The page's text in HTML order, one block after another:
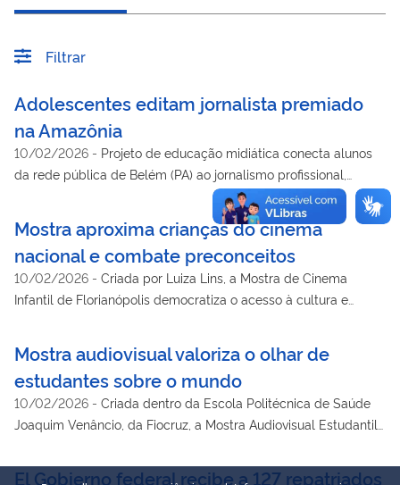
Filtrar
Adolescentes editam jornalista premiado
na Amazônia
10/02/2026 - Projeto de educação midiática conecta alunos
da rede pública de Belém (PA) ao jornalismo profissional,
promovendo revisão crítica de textos do portal Amazônia Vox.
Mostra aproxima crianças do cinema
nacional e combate preconceitos
10/02/2026 - Criada por Luiza Lins, a Mostra de Cinema
Infantil de Florianópolis democratiza o acesso à cultura e
Mostra audiovisual valoriza o olhar de
estudantes sobre o mundo
10/02/2026 - Criada dentro da Escola Politécnica de Saúde
Joaquim Venâncio, da Fiocruz, a Mostra Audiovisual Estudantil
alunos e professores à produção de sentido por meio da
El Gobierno federal recibe a 127 repatriados